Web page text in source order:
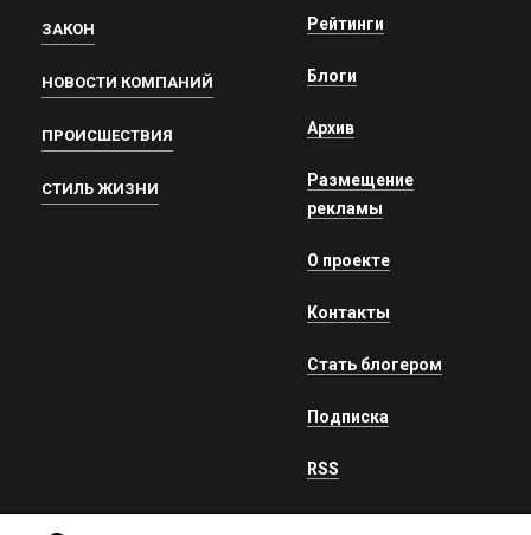
ЗАКОН
НОВОСТИ КОМПАНИЙ
ПРОИСШЕСТВИЯ
СТИЛЬ ЖИЗНИ
Рейтинги
Блоги
Архив
Размещение
рекламы
О проекте
Контакты
Стать блогером
Подписка
RSS